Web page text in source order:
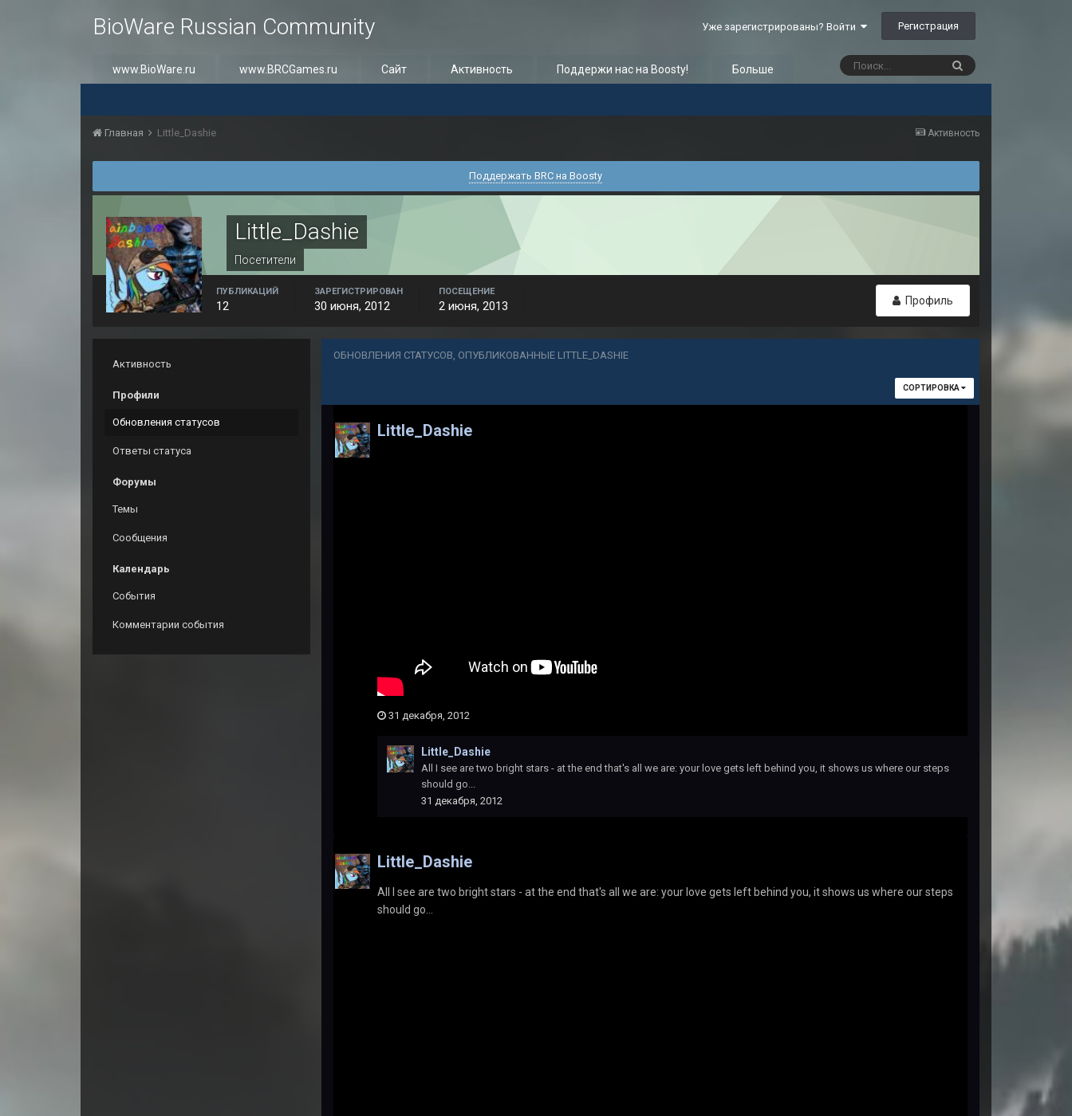
BioWare Russian Community Уже зарегистрированы? Войти Регистрация
www.BioWare.ru www.BRCGames.ru Сайт Активность Поддержи нас на Boosty! Больше
Активность
Главная Little_Dashie
Поддержать BRC на Boosty
Little_Dashie
Посетители
Профиль
ПУБЛИКАЦИЙ
12
ЗАРЕГИСТРИРОВАН
30 июня, 2012
ПОСЕЩЕНИЕ
2 июня, 2013
Активность
Профили
Обновления статусов
Ответы статуса
Форумы
Темы
Сообщения
Календарь
События
Комментарии события
ОБНОВЛЕНИЯ СТАТУСОВ, ОПУБЛИКОВАННЫЕ LITTLE_DASHIE
СОРТИРОВКА
Little_Dashie
31 декабря, 2012
Little_Dashie
All I see are two bright stars - at the end that's all we are: your love gets left behind you, it shows us where our steps
should go...
31 декабря, 2012
Little_Dashie
All I see are two bright stars - at the end that's all we are: your love gets left behind you, it shows us where our steps
should go...